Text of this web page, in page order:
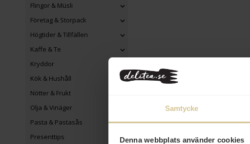
Samtycke
Denna webbplats använder cookies
Flingor & Müsli
Företag & Storpack
Högtider & Tillfällen
Kaffe & Te
Kryddor
Kök & Hushåll
Nötter & Frukt
Olja & Vinäger
Pasta & Pastasås
Presenttips